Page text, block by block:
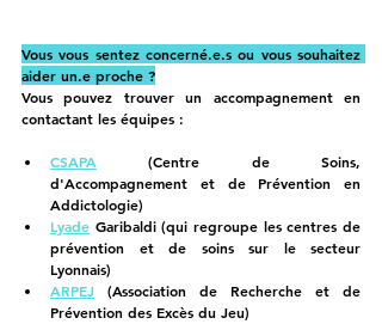
Vous vous sentez concerné.e.s ou vous souhaitez
aider un.e proche ?
Vous pouvez trouver un accompagnement en
contactant les équipes :
CSAPA (Centre de Soins,
d'Accompagnement et de Prévention en
Addictologie)
Lyade Garibaldi (qui regroupe les centres de
prévention et de soins sur le secteur
Lyonnais)
ARPEJ
(Association de Recherche et de
Prévention des Excès du Jeu)